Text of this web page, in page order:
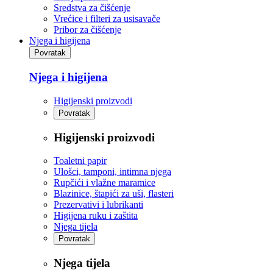
Sredstva za čišćenje
Vrećice i filteri za usisavače
Pribor za čišćenje
Njega i higijena
Povratak
Njega i higijena
Higijenski proizvodi
Povratak
Higijenski proizvodi
Toaletni papir
Ulošci, tamponi, intimna njega
Rupčići i vlažne maramice
Blazinice, štapići za uši, flasteri
Prezervativi i lubrikanti
Higijena ruku i zaštita
Njega tijela
Povratak
Njega tijela